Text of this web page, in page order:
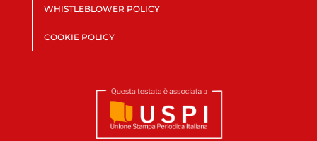
WHISTLEBLOWER POLICY
COOKIE POLICY